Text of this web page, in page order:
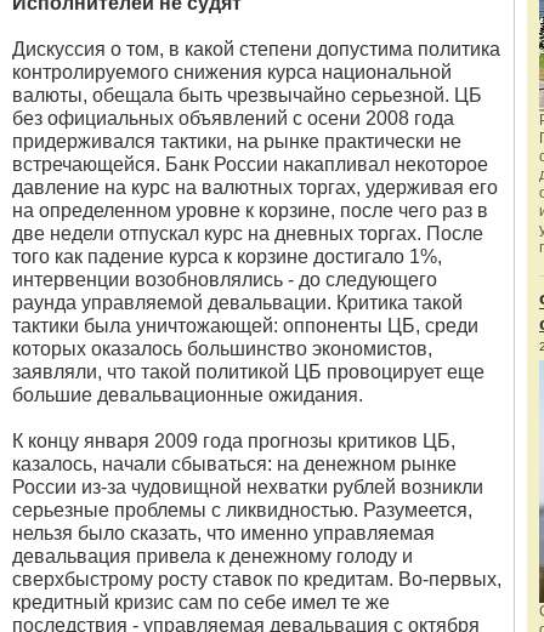
Дискуссия о том, в какой степени допустима политика
контролируемого снижения курса национальной
валюты, обещала быть чрезвычайно серьезной. ЦБ
без официальных объявлений с осени 2008 года
придерживался тактики, на рынке практически не
встречающейся. Банк России накапливал некоторое
давление на курс на валютных торгах, удерживая его
на определенном уровне к корзине, после чего раз в
две недели отпускал курс на дневных торгах. После
того как падение курса к корзине достигало 1%,
интервенции возобновлялись - до следующего
раунда управляемой девальвации. Критика такой
тактики была уничтожающей: оппоненты ЦБ, среди
которых оказалось большинство экономистов,
заявляли, что такой политикой ЦБ провоцирует еще
большие девальвационные ожидания.
К концу января 2009 года прогнозы критиков ЦБ,
казалось, начали сбываться: на денежном рынке
России из-за чудовищной нехватки рублей возникли
серьезные проблемы с ликвидностью. Разумеется,
нельзя было сказать, что именно управляемая
девальвация привела к денежному голоду и
сверхбыстрому росту ставок по кредитам. Во-первых,
кредитный кризис сам по себе имел те же
последствия - управляемая девальвация с октября